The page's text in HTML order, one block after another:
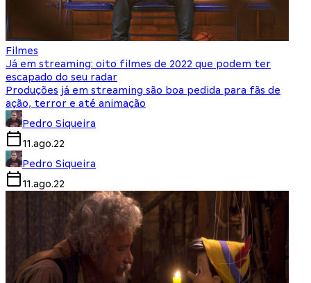
Filmes
Já em streaming: oito filmes de 2022 que podem ter
escapado do seu radar
Produções já em streaming são boa pedida para fãs de
ação, terror e até animação
Pedro Siqueira
11.ago.22
Pedro Siqueira
11.ago.22